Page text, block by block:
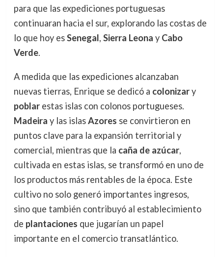
para que las expediciones portuguesas
continuaran hacia el sur, explorando las costas de
lo que hoy esSenegal, Sierra Leona y Cabo
Verde.
A medida que las expediciones alcanzaban
nuevas tierras, Enrique se dedicó a colonizary
poblarestas islas con colonos portugueses.
Madeira y las islasAzores se convirtieron en
puntos clave para la expansión territorial y
comercial, mientras que la caña de azúcar,
cultivada en estas islas, se transformó en uno de
los productos más rentables de la época. Este
cultivo no solo generó importantes ingresos,
sino que también contribuyó al establecimiento
de plantaciones que jugarían un papel
importante en el comercio transatlántico.